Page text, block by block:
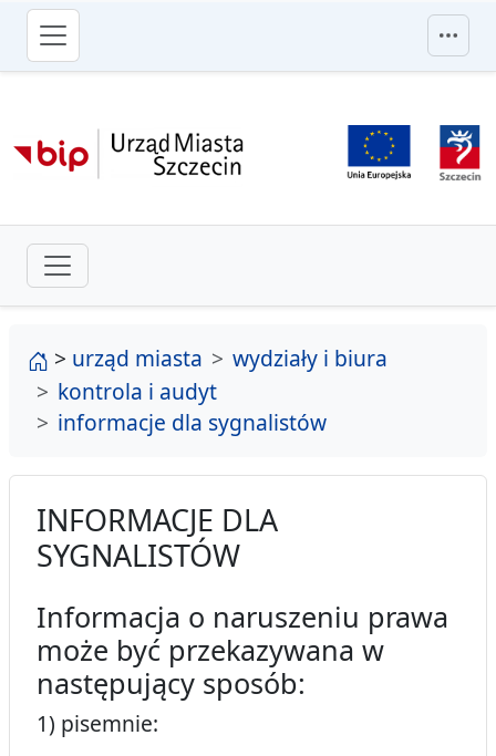
przejdź do głównego menu
strona główna
> urząd miasta
wydziały i biura
kontrola i audyt
informacje dla sygnalistów
INFORMACJE DLA
SYGNALISTÓW
Informacja o naruszeniu prawa
może być przekazywana w
następujący sposób:
1) pisemnie: